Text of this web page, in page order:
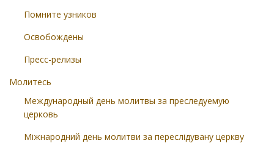
Помните узников
Освобождены
Пресс-релизы
Молитесь
Международный день молитвы за преследуемую
церковь
Міжнародний день молитви за переслідувану церкву